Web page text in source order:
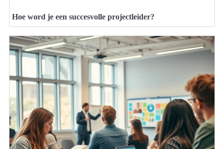
Hoe word je een succesvolle projectleider?